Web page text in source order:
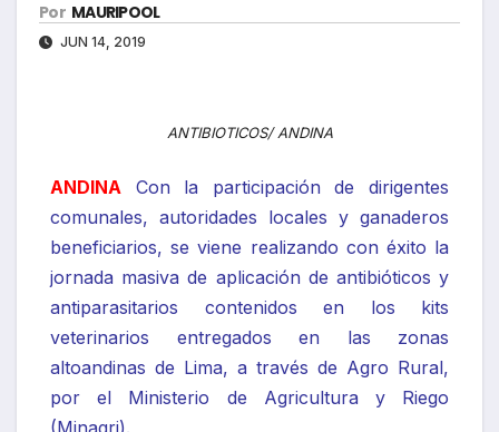
Por MAURIPOOL
JUN 14, 2019
ANTIBIOTICOS/ ANDINA
ANDINA Con la participación de dirigentes
comunales, autoridades locales y ganaderos
beneficiarios, se viene realizando con éxito la
jornada masiva de aplicación de antibióticos y
antiparasitarios contenidos en los kits
veterinarios entregados en las zonas
altoandinas de Lima, a través de Agro Rural,
por el Ministerio de Agricultura y Riego